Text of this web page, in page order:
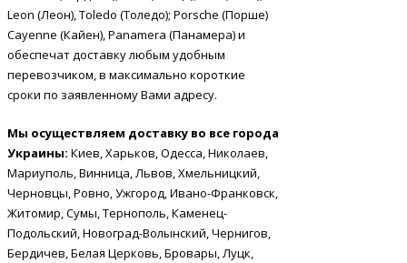
Leon (Леон), Toledo (Толедо); Porsche (Порше)
Cayenne (Кайен), Panamera (Панамера) и
обеспечат доставку любым удобным
перевозчиком, в максимально короткие
сроки по заявленному Вами адресу.
Мы осуществляем доставку во все города
Украины: Киев, Харьков, Одесса, Николаев,
Мариуполь, Винница, Львов, Хмельницкий,
Черновцы, Ровно, Ужгород, Ивано-Франковск,
Житомир, Сумы, Тернополь, Каменец-
Подольский, Новоград-Волынский, Чернигов,
Бердичев, Белая Церковь, Бровары, Луцк,